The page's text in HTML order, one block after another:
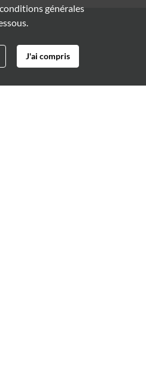
générales
J'ai compris